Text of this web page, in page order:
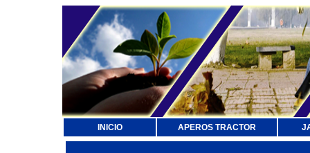
INICIO APEROS TRACTOR